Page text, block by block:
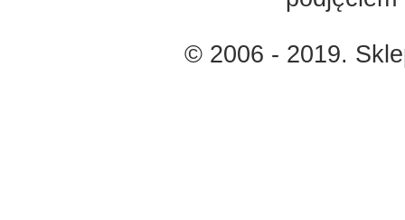
© 2006 - 2019.